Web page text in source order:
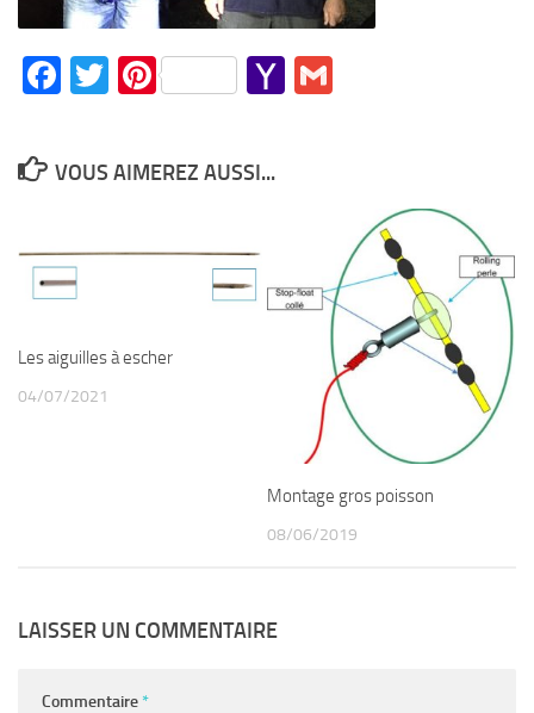
Facebook
TwitterPinterestYahoo
VOUS AIMEREZ AUSSI...
Les aiguilles à escher
04/07/2021
Montage gros poisson
08/06/2019
LAISSER UN COMMENTAIRE
Commentaire *